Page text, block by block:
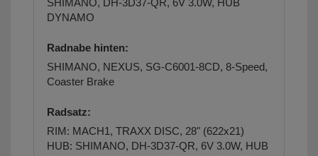
SHIMANO, DH-3D37-QR, 6V 3.0W, HUB
DYNAMO
Radnabe hinten:
SHIMANO, NEXUS, SG-C6001-8CD, 8-Speed,
Coaster Brake
Radsatz:
RIM: MACH1, TRAXX DISC, 28" (622x21)
HUB: SHIMANO, DH-3D37-QR, 6V 3.0W, HUB